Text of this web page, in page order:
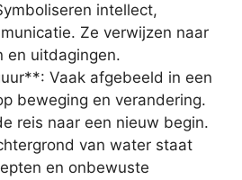
intellect,
Ze verwijzen naar
en uitdagingen.
Vaak afgebeeld in een
beweging en verandering.
reis naar een nieuw begin.
van water staat
en onbewuste